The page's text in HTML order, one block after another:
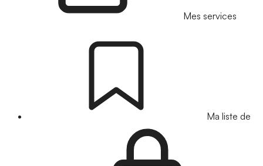
Mes services
Ma liste de